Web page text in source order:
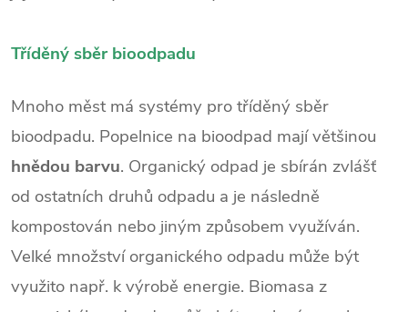
Tříděný sběr bioodpadu
Mnoho měst má systémy pro tříděný sběr
bioodpadu. Popelnice na bioodpad mají většinou
hnědou barvu. Organický odpad je sbírán zvlášť
od ostatních druhů odpadu a je následně
kompostován nebo jiným způsobem využíván.
Velké množství organického odpadu může být
využito např. k výrobě energie. Biomasa z